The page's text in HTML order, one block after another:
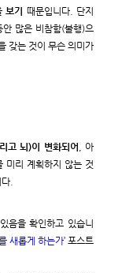
보기
때문입니다. 단지
많은 비참함(불행)으
갖는 것이 무슨 의미가
고 뇌)이 변화되어
, 아
미리 계획하지 않는 것
.
음을 확인하고 있습니
새롭게 하는가’ 포스트